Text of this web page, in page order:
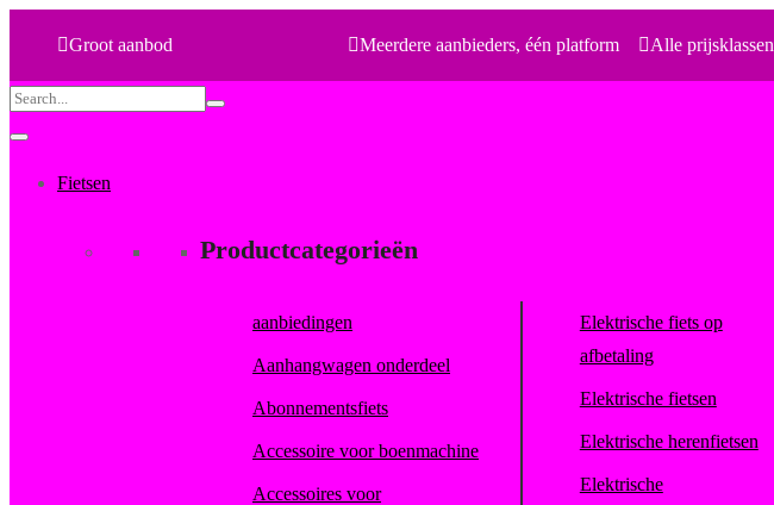
Groot aanbod Meerdere aanbieders, één platform Alle prijsklassen
Search
for:
Fietsen
Productcategorieën
aanbiedingen
Aanhangwagen onderdeel
Abonnementsfiets
Accessoire voor boenmachine
Accessoires voor
Elektrische fiets op
afbetaling
Elektrische fietsen
Elektrische herenfietsen
Elektrische